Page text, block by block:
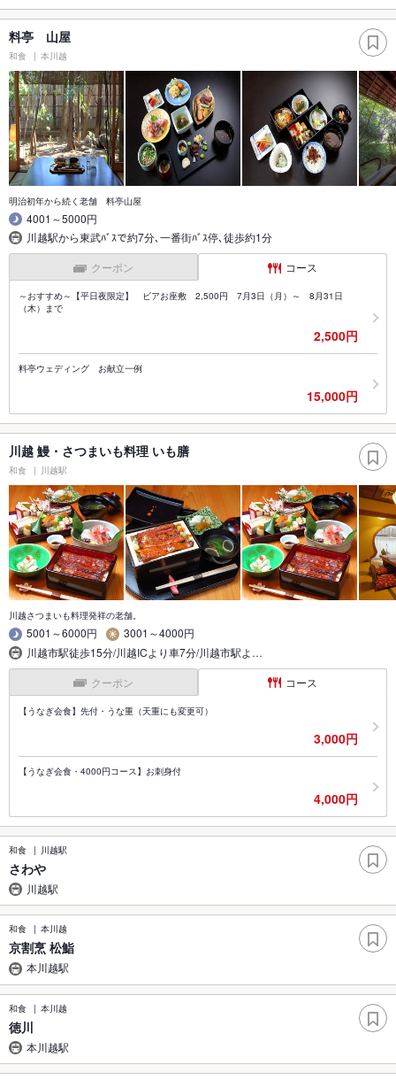
料亭 山屋
和食 本川越
明治初年から続く老舗 料亭山屋
4001～5000円
川越駅から東武ﾊﾞｽで約7分､一番街ﾊﾞｽ停､徒歩約1分
クーポン コース
～おすすめ～【平日夜限定】 ビアお座敷 2,500円 7月3日（月）～ 8月31日
（木）まで
2,500円
料亭ウェディング お献立一例
15,000円
川越 鰻・さつまいも料理 いも膳
和食 川越駅
川越さつまいも料理発祥の老舗。
5001～6000円
3001～4000円
川越市駅徒歩15分/川越ICより車7分/川越市駅よ…
クーポン コース
【うなぎ会食】先付・うな重（天重にも変更可）
3,000円
【うなぎ会食・4000円コース】お刺身付
4,000円
和食 川越駅
さわや
川越駅
和食 本川越
京割烹 松鮨
本川越駅
和食 本川越
徳川
本川越駅